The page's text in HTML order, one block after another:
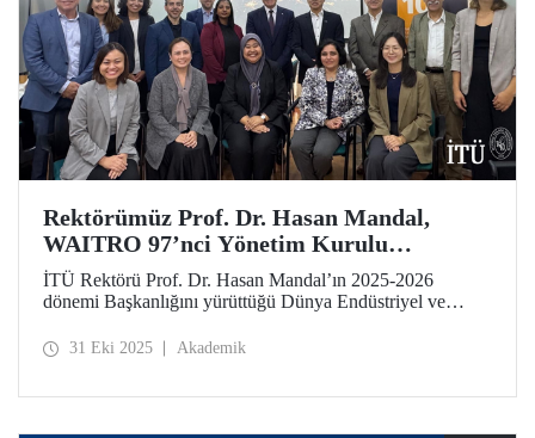
Rektörümüz Prof. Dr. Hasan Mandal,
WAITRO 97’nci Yönetim Kurulu
Toplantısı’na Katıldı
İTÜ Rektörü Prof. Dr. Hasan Mandal’ın 2025-2026
dönemi Başkanlığını yürüttüğü Dünya Endüstriyel ve
97’nci Yönetim Kurulu Toplantısı’nı Şili’nin Santiago
31 Eki 2025 Akademik